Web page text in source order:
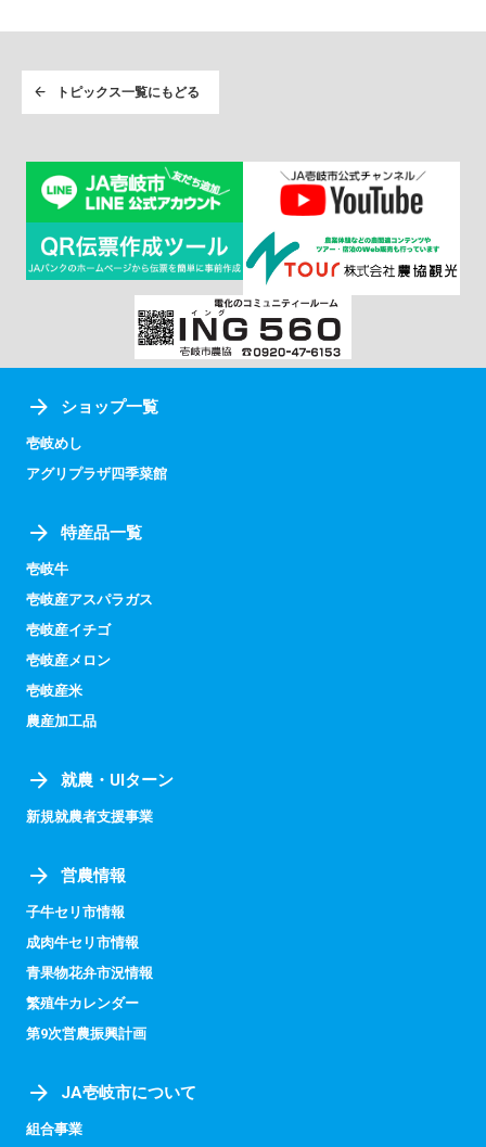
トピックス一覧にもどる
ショップ一覧
壱岐めし
アグリプラザ四季菜館
特産品一覧
壱岐牛
壱岐産アスパラガス
壱岐産イチゴ
壱岐産メロン
壱岐産米
農産加工品
就農・UIターン
新規就農者支援事業
営農情報
子牛セリ市情報
成肉牛セリ市情報
青果物花弁市況情報
繁殖牛カレンダー
第9次営農振興計画
JA壱岐市について
組合事業